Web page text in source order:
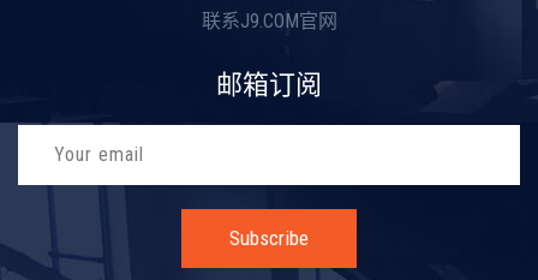
联系J9.COM官网
邮箱订阅
Subscribe